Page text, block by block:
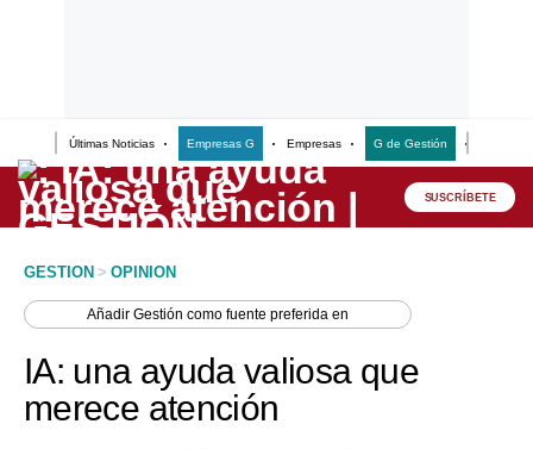
Últimas Noticias Empresas G Empresas G de Gestión
Lo último
Peru Quiosco
Economía
SUSCRÍBETE
GESTION > OPINION
AñadirGestión como fuente preferida en
IA: una ayuda valiosa que
merece atención